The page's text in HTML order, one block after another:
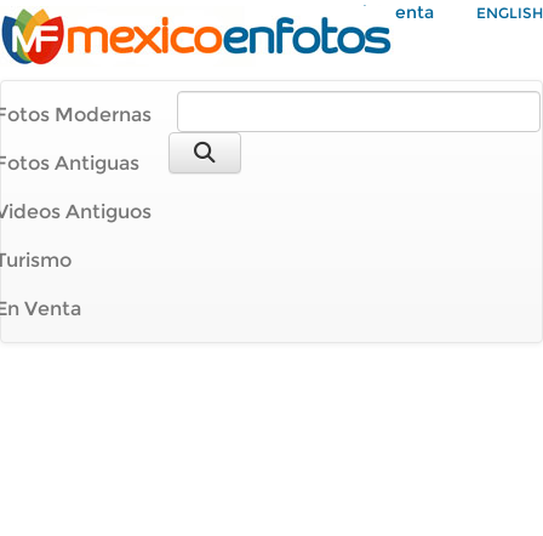
Mi Cuenta ENGLISH
Modernas
Antiguas
Antiguos
Venta